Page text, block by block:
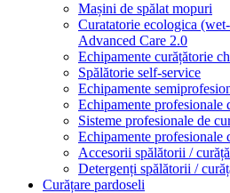
Mașini de spălat mopuri
Curatatorie ecologica
Advanced Care 2.0
Echipamente curățătorie
Spălătorie self-service
Echipamente
Echipamente profesionale
Sisteme profesionale de
Echipamente profesionale
Accesorii spălătorii /
Detergenți spălătorii /
Curățare pardoseli